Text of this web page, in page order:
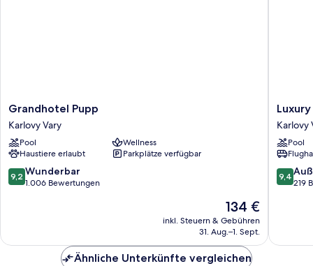
Grandhotel
Pupp
Karlovy
Vary
Grandhotel Pupp
Karlovy Vary
Pool
Wellness
Haustiere erlaubt
Parkplätze verfügbar
9.2
von
9,2 Wunderbar
1.006 Bewertungen
Der
Preis
beträgt
134 €
inkl. Steuern & Gebühren
31. Aug.–1. Sept.
Luxury
Spa
Hotel
PALACE
Karlovy
Vary
Luxury
Karlovy
Pool
9.4
von
9,4
219
Ähnliche Unterkünfte vergleichen